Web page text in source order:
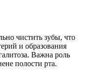
чистить зубы, что
и образования
Важна роль
полости рта.